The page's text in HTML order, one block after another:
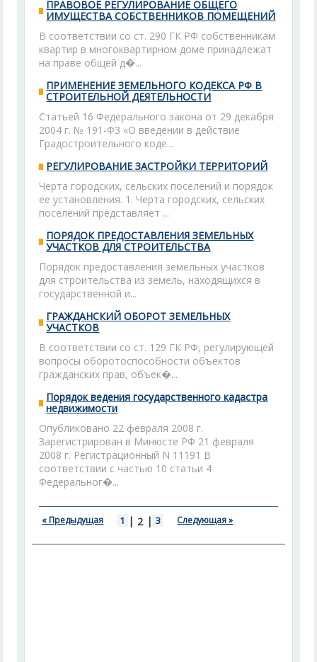
ПРАВОВОЕ РЕГУЛИРОВАНИЕ ОБЩЕГО
ИМУЩЕСТВА СОБСТВЕННИКОВ ПОМЕЩЕНИЙ
В соответствии со ст. 290 ГК РФ собственникам
квартир в многоквартирном доме принадлежат
на праве общей д�...
ПРИМЕНЕНИЕ ЗЕМЕЛЬНОГО КОДЕКСА РФ В
СТРОИТЕЛЬНОЙ ДЕЯТЕЛЬНОСТИ
Статьей 16 Федерального закона от 29 декабря
2004 г. № 191-ФЗ «О введении в действие
Градостроительного коде...
РЕГУЛИРОВАНИЕ ЗАСТРОЙКИ ТЕРРИТОРИЙ
Черта городских, сельских поселений и порядок
ее установления. 1. Черта городских, сельских
поселений представляет ...
ПОРЯДОК ПРЕДОСТАВЛЕНИЯ ЗЕМЕЛЬНЫХ
УЧАСТКОВ ДЛЯ СТРОИТЕЛЬСТВА
Порядок предоставления земельных участков
для строительства из земель, находящихся в
государственной и...
ГРАЖДАНСКИЙ ОБОРОТ ЗЕМЕЛЬНЫХ
УЧАСТКОВ
В соответствии со ст. 129 ГК РФ, регулирующей
вопросы оборотоспособности объектов
гражданских прав, объек�...
Порядок ведения государственного кадастра
недвижимости
Опубликовано 22 февраля 2008 г.
Зарегистрирован в Минюсте РФ 21 февраля
2008 г. Регистрационный N 11191 В
соответствии с частью 10 статьи 4
Федеральног�...
« Предыдущая 1 | 2 | 3 Следующая »